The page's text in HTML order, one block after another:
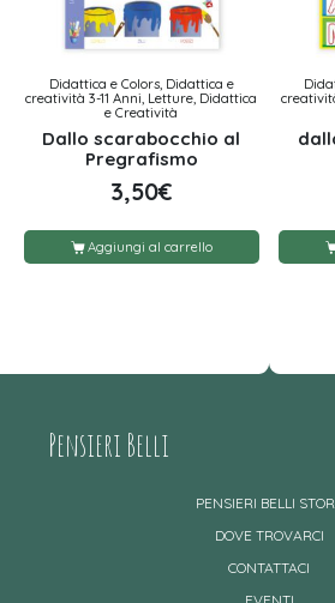
Didattica e Colors, Didattica e
creatività 3-11 Anni, Letture, Didattica
e Creatività
Dallo scarabocchio al
Pregrafismo
3,50€
Aggiungi al carrello
Pensieri Belli
PENSIERI BELLI
DOVE TROVARCI
CONTATTACI